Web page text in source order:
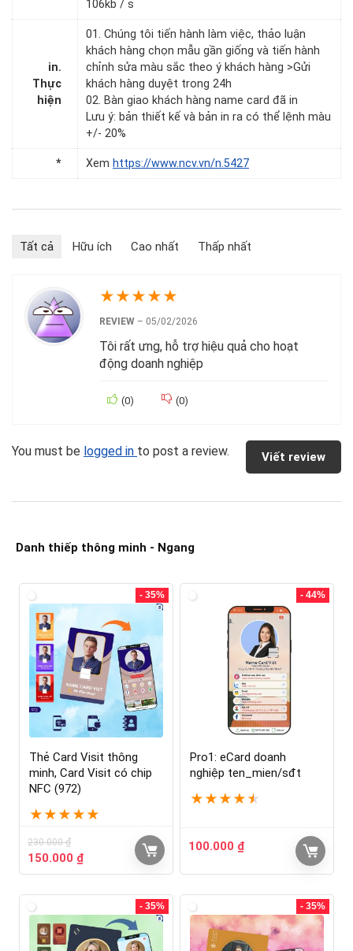
106kb / s
in.
Thực
hiện
01. Chúng tôi tiến hành làm việc, thảo luận
khách hàng chọn mẫu gần giống và tiến hành
chỉnh sửa màu sắc theo ý khách hàng >Gửi
khách hàng duyệt trong 24h
02. Bàn giao khách hàng name card đã in
Lưu ý: bản thiết kế và bản in ra có thể lệnh màu
+/- 20%
* Xem https://www.ncv.vn/n.5427
Tất cả Hữu ích Cao nhất Thấp nhất
★★★★★
REVIEW – 05/02/2026
Tôi rất ưng, hỗ trợ hiệu quả cho hoạt
động doanh nghiệp
(0) (0)
Viết review
You must be logged in to post a review.
Danh thiếp thông minh - Ngang
- 35%
Thẻ Card Visit thông
minh, Card Visit có chip
NFC (972)
★ ★ ★ ★ ★
230.000₫
150.000 ₫
- 44%
Pro1: eCard doanh
nghiệp ten_mien/sđt
★ ★ ★ ★ ★
100.000 ₫
- 35% - 35%